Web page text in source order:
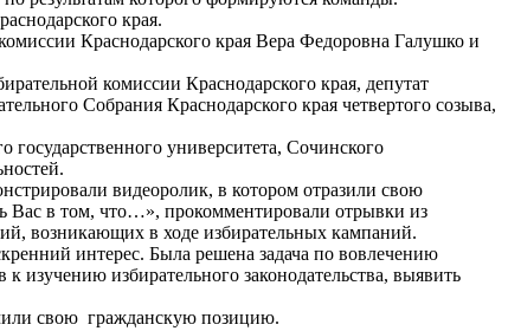
края.
Краснодарского края Вера Федоровна Галушко и
комиссии Краснодарского края, депутат
Собрания Краснодарского края четвертого созыва,
государственного университета, Сочинского
видеоролик, в котором отразили свою
Вас в том, что…», прокомментировали отрывки из
возникающих в ходе избирательных кампаний.
интерес. Была решена задача по вовлечению
избирательного законодательства, выявить
свою гражданскую позицию.